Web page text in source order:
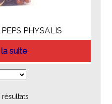
PHYSALIS
la suite